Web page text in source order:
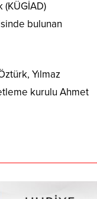
(KÜGİAD)
bulunan
Yılmaz
kurulu Ahmet